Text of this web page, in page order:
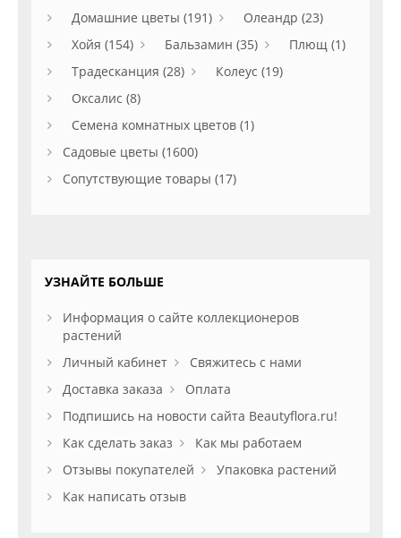
Домашние цветы (191)
Олеандр (23)
Хойя (154)
Бальзамин (35)
Плющ (1)
Традесканция (28)
Колеус (19)
Оксалис (8)
Семена комнатных цветов (1)
Садовые цветы (1600)
Сопутствующие товары (17)
УЗНАЙТЕ БОЛЬШЕ
Информация о сайте коллекционеров
растений
Личный кабинет
Свяжитесь с нами
Доставка заказа
Оплата
Подпишись на новости сайта Beautyflora.ru!
Как сделать заказ
Как мы работаем
Отзывы покупателей
Упаковка растений
Как написать отзыв